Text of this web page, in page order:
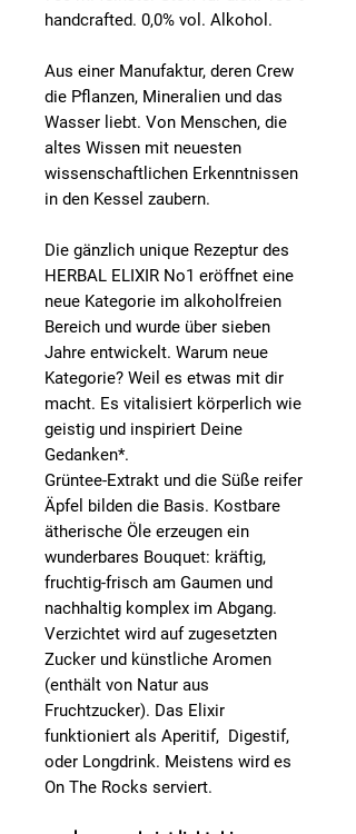
handcrafted. 0,0% vol. Alkohol.
Aus einer Manufaktur, deren Crew
die Pflanzen, Mineralien und das
Wasser liebt. Von Menschen, die
altes Wissen mit neuesten
wissenschaftlichen Erkenntnissen
in den Kessel zaubern.
Die gänzlich unique Rezeptur des
HERBAL ELIXIR No1 eröffnet eine
neue Kategorie im alkoholfreien
Bereich und wurde über sieben
Jahre entwickelt. Warum neue
Kategorie? Weil es etwas mit dir
macht. Es vitalisiert körperlich wie
geistig und inspiriert Deine
Gedanken*.
Grüntee-Extrakt und die Süße reifer
Äpfel bilden die Basis. Kostbare
ätherische Öle erzeugen ein
wunderbares Bouquet: kräftig,
fruchtig-frisch am Gaumen und
nachhaltig komplex im Abgang.
Verzichtet wird auf zugesetzten
Zucker und künstliche Aromen
(enthält von Natur aus
Fruchtzucker). Das Elixir
funktioniert als Aperitif, Digestif,
oder Longdrink. Meistens wird es
On The Rocks serviert.